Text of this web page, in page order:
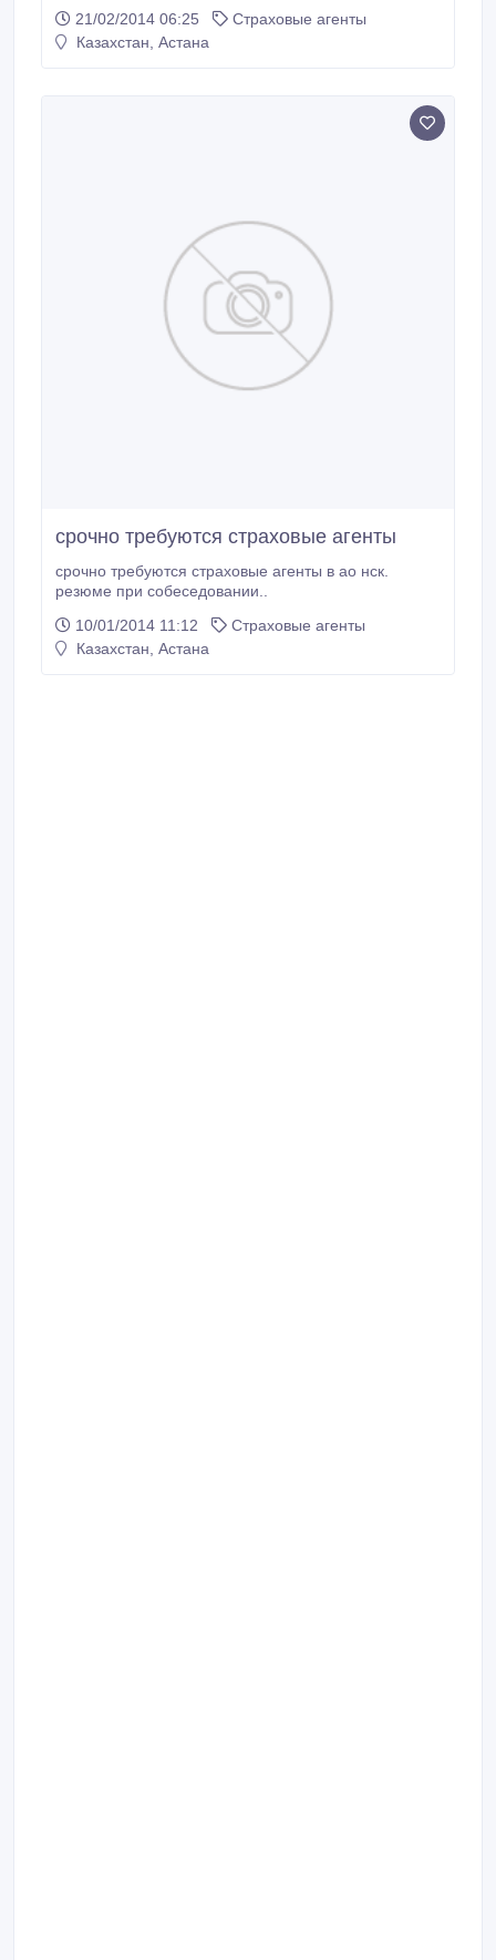
обучением. Оплата договорная. Рабочий день
согласно штатного расписания..
21/02/2014 06:25
Страховые агенты
Казахстан, Астана
срочно требуются страховые агенты
срочно требуются страховые агенты в ао нск.
резюме при собеседовании..
10/01/2014 11:12
Страховые агенты
Казахстан, Астана